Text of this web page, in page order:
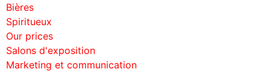
Bières
Spiritueux
Our prices
Salons d'exposition
Marketing et communication